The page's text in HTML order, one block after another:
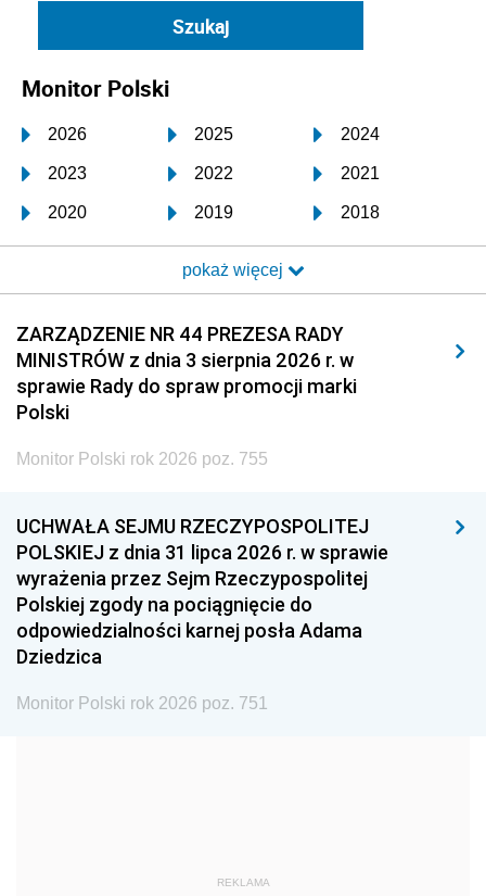
Monitor Polski
2026 2025 2024
2023 2022 2021
2020 2019 2018
2017 2016 2015
2014 2013 2012
2011 2010 2009
2008 2007 2006
2005
1996 1995 1994
1993 1992 1991
1990 1989
1987 1986 1985
1968
pokaż więcej
ZARZĄDZENIE NR 44 PREZESA RADY
MINISTRÓW z dnia 3 sierpnia 2026 r. w
sprawie Rady do spraw promocji marki
Polski
Monitor Polski rok 2026 poz. 755
UCHWAŁA SEJMU RZECZYPOSPOLITEJ
POLSKIEJ z dnia 31 lipca 2026 r. w sprawie
wyrażenia przez Sejm Rzeczypospolitej
Polskiej zgody na pociągnięcie do
odpowiedzialności karnej posła Adama
Dziedzica
Monitor Polski rok 2026 poz. 751
REKLAMA